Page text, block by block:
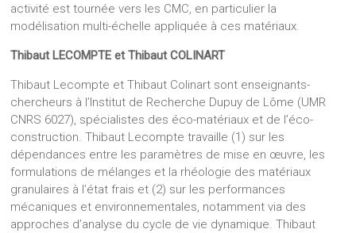
activité est tournée vers les CMC, en particulier la
modélisation multi-échelle appliquée à ces matériaux.
Thibaut LECOMPTE et Thibaut COLINART
Thibaut Lecompte et Thibaut Colinart sont enseignants-
chercheurs à l’Institut de Recherche Dupuy de Lôme (UMR
CNRS 6027), spécialistes des éco-matériaux et de l’éco-
construction. Thibaut Lecompte travaille (1) sur les
dépendances entre les paramètres de mise en œuvre, les
formulations de mélanges et la rhéologie des matériaux
granulaires à l’état frais et (2) sur les performances
mécaniques et environnementales, notamment via des
approches d’analyse du cycle de vie dynamique. Thibaut